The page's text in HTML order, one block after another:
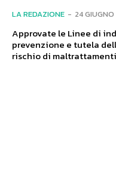
LA REDAZIONE - 24
Approvate le Linee di
prevenzione e tutela
rischio di